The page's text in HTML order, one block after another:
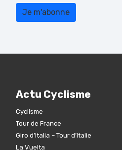
Actu Cyclisme
Cyclisme
Tour de France
Giro d’Italia – Tour d’Italie
La Vuelta